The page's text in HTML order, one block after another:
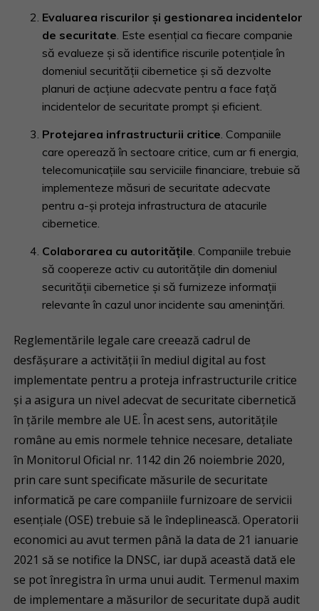
Evaluarea riscurilor și gestionarea incidentelor
de securitate. Este esențial ca fiecare companie
să evalueze și să identifice riscurile potențiale în
domeniul securității cibernetice și să dezvolte
planuri de acțiune adecvate pentru a face față
incidentelor de securitate prompt și eficient.
Protejarea infrastructurii critice. Companiile
care operează în sectoare critice, cum ar fi energia,
telecomunicațiile sau serviciile financiare, trebuie să
implementeze măsuri de securitate adecvate
pentru a-și proteja infrastructura de atacurile
cibernetice.
Colaborarea cu autoritățile. Companiile trebuie
să coopereze activ cu autoritățile din domeniul
securității cibernetice și să furnizeze informații
relevante în cazul unor incidente sau amenințări.
Reglementările legale care creează cadrul de
desfășurare a activității în mediul digital au fost
implementate pentru a proteja infrastructurile critice
și a asigura un nivel adecvat de securitate cibernetică
în țările membre ale UE. În acest sens, autoritățile
române au emis normele tehnice necesare, detaliate
în Monitorul Oficial nr. 1142 din 26 noiembrie 2020,
prin care sunt specificate măsurile de securitate
informatică pe care companiile furnizoare de servicii
esențiale (OSE) trebuie să le îndeplinească. Operatorii
economici au avut termen până la data de 21 ianuarie
2021 să se notifice la DNSC, iar după această dată ele
se pot înregistra în urma unui audit. Termenul maxim
de implementare a măsurilor de securitate după audit